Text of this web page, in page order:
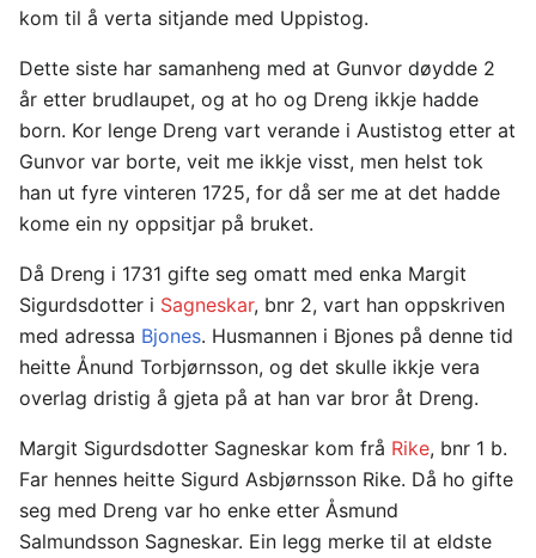
kom til å verta sitjande med Uppistog.
Dette siste har samanheng med at Gunvor døydde 2
år etter brudlaupet, og at ho og Dreng ikkje hadde
born. Kor lenge Dreng vart verande i Austistog etter at
Gunvor var borte, veit me ikkje visst, men helst tok
han ut fyre vinteren 1725, for då ser me at det hadde
kome ein ny oppsitjar på bruket.
Då Dreng i 1731 gifte seg omatt med enka Margit
Sigurdsdotter i Sagneskar, bnr 2, vart han oppskriven
med adressa Bjones. Husmannen i Bjones på denne tid
heitte Ånund Torbjørnsson, og det skulle ikkje vera
overlag dristig å gjeta på at han var bror åt Dreng.
Margit Sigurdsdotter Sagneskar kom frå Rike, bnr 1 b.
Far hennes heitte Sigurd Asbjørnsson Rike. Då ho gifte
seg med Dreng var ho enke etter Åsmund
Salmundsson Sagneskar. Ein legg merke til at eldste